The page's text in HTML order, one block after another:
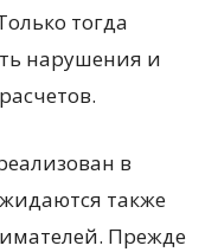
тогда
нарушения и
в
также
Прежде